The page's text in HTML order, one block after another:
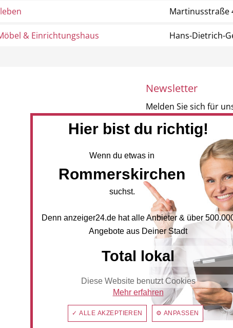
Martinusstraße
& Einrichtungshaus Hans-Dietrich-
Newsletter
Melden Sie sich für
Newsletter an, um
und Angebote zu
NEWSLETTER BESTELLEN
Mediadaten
Werbung
Sie
Werbung
Hier bist du richtig!
Wenn du etwas in
Rommerskirchen
suchst.
Denn anzeiger24.de hat alle Anbieter & über
Angebote aus Deiner Stadt
Total lokal
Diese Website benutzt Cookies
Mehr erfahren
✓ ALLE AKZEPTIEREN ⚙ ANPASSEN